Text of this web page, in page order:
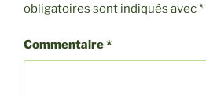
obligatoires sont indiqués avec*
Commentaire*